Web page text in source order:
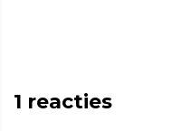
1 reacties